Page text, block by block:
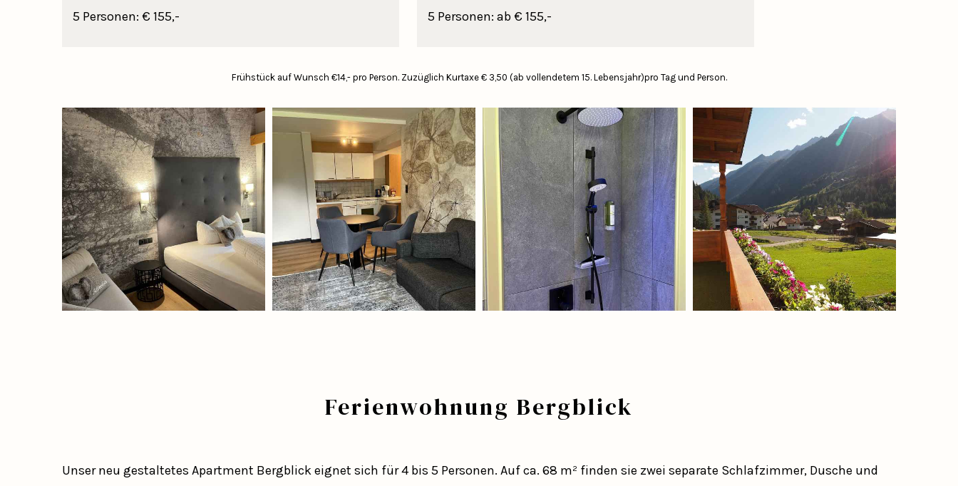
5 Personen: € 155,- 5 Personen: ab € 155,-
Frühstück auf Wunsch €14,- pro Person.Zuzüglich Kurtaxe € 3,50 (ab vollendetem 15. Lebensjahr)pro Tag und Person.
Ferienwohnung Bergblick
Unser neu gestaltetes Apartment Bergblick eignet sich für 4 bis 5 Personen. Auf ca. 68 m² finden sie zwei separate Schlafzimmer, Dusche und